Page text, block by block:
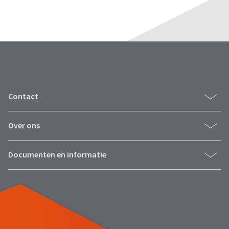
Contact
Over ons
Documenten en informatie